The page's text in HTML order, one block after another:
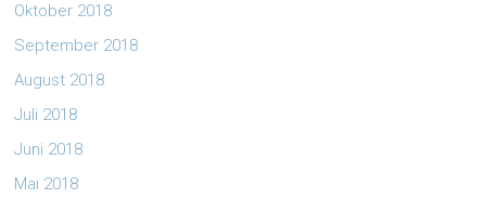
Oktober 2018
September 2018
August 2018
Juli 2018
Juni 2018
Mai 2018